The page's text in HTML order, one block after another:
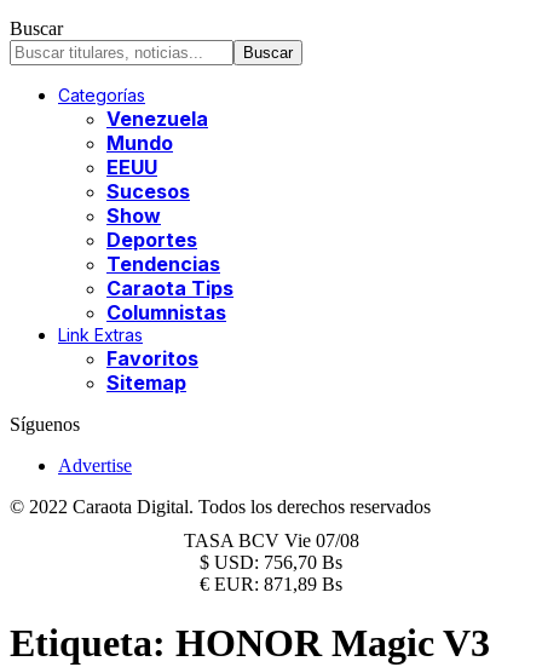
Buscar
Categorías
Venezuela
Mundo
EEUU
Sucesos
Show
Deportes
Tendencias
Caraota Tips
Columnistas
Link Extras
Favoritos
Sitemap
Síguenos
Advertise
© 2022 Caraota Digital. Todos los derechos reservados
TASA BCV Vie 07/08
$ USD: 756,70 Bs
€ EUR: 871,89 Bs
Etiqueta: HONOR Magic V3